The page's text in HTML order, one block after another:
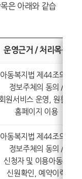
은 아래와 같습
운영근거 / 처리목적
아동복지법 제44조의2,
정보주체의 동의 /
원서비스 운영, 원활한
홈페이지 이용
아동복지법 제44조의2,
정보주체의 동의 /
신청자 및 이용아동의
신원확인, 예약이력